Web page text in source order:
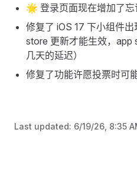
🌟 登录页面现在增加了忘
修复了 iOS 17 下小组件
store 更新才能生效，app
几天的延迟）
修复了功能许愿投票时可
Last updated: 6/19/26, 8:35